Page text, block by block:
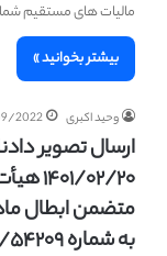
مالیات های مستقیم شماره: ۲۰۰/۱۴۰۱/۱۶ تاریخ: ۱۴۰۱/۰۴/۰۴
بیشتر بخوانید »
وحید اکبری 2022
۱۴۰۱/